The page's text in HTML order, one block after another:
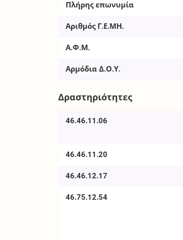
Πλήρης επωνυμία
Αριθμός Γ.Ε.ΜΗ.
Α.Φ.Μ.
Αρμόδια Δ.Ο.Υ.
Δραστηριότητες
46.46.11.06
46.46.11.20
46.46.12.17
46.75.12.54